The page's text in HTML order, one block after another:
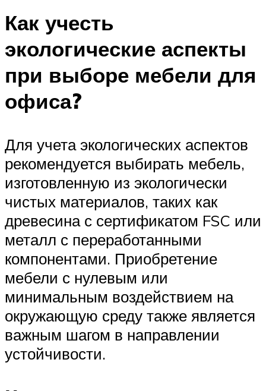
Как учесть
экологические аспекты
при выборе мебели для
офиса?
Для учета экологических аспектов
рекомендуется выбирать мебель,
изготовленную из экологически
чистых материалов, таких как
древесина с сертификатом FSC или
металл с переработанными
компонентами. Приобретение
мебели с нулевым или
минимальным воздействием на
окружающую среду также является
важным шагом в направлении
устойчивости.